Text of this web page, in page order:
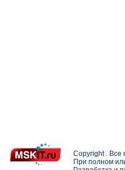
Copyright .
При полном